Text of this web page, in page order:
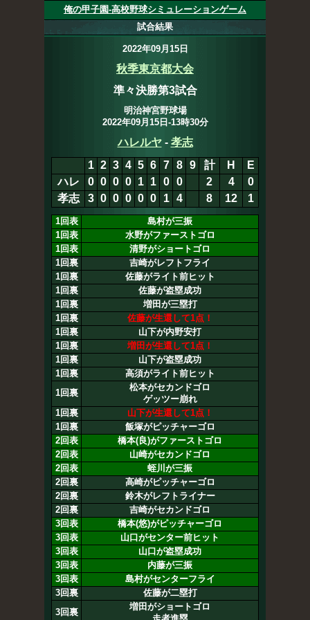
俺の甲子園-高校野球シミュレーションゲーム
試合結果
2022年09月15日
秋季東京都大会
準々決勝第3試合
明治神宮野球場
2022年09月15日-13時30分
ハレルヤ - 孝志
1 2 3 4 5 6 7 8 9 計 H
E
ハレ
0 0 0 0 1 1 0 0 3 6
0
孝志
3 0 0 0 0 0 1 4 8 12 1
1回表
島村が三振
1回表
水野がファーストゴロ
1回表
清野がショートゴロ
1回裏
吉崎がレフトフライ
1回裏
佐藤がライト前ヒット
1回裏
佐藤が盗塁成功
1回裏
増田が三塁打
1回裏
佐藤が生還して1点！
1回裏
山下が内野安打
1回裏
増田が生還して1点！
1回裏
山下が盗塁成功
1回裏
高須がライト前ヒット
1回裏
松本がセカンドゴロ
ゲッツー崩れ
1回裏
山下が生還して1点！
1回裏
飯塚がピッチャーゴロ
2回表
橋本(良)がファーストゴロ
2回表
山崎がセカンドゴロ
2回表
蛭川が三振
2回裏
高崎がピッチャーゴロ
2回裏
鈴木がレフトライナー
2回裏
吉崎がセカンドゴロ
3回表
橋本(悠)がピッチャーゴロ
3回表
山口がセンター前ヒット
3回表
山口が盗塁成功
3回表
内藤が三振
3回表
島村がセンターフライ
3回裏
佐藤が二塁打
3回裏
増田がショートゴロ